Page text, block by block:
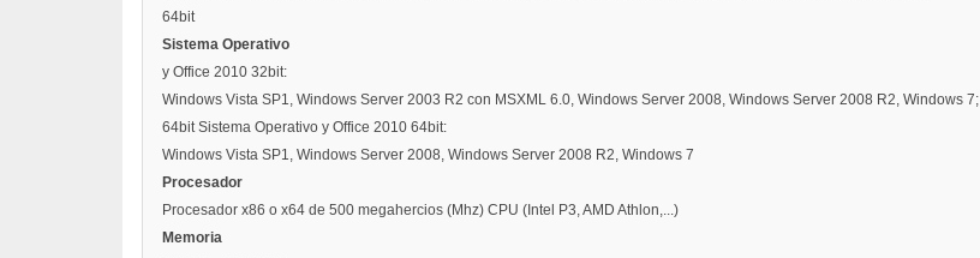
64bit
Sistema Operativo
y Office 2010 32bit:
Windows Vista SP1, Windows Server 2003 R2 con MSXML 6.0, Windows Server 2008, Windows Server 2008 R2, Windows 7;
64bit Sistema Operativo y Office 2010 64bit:
Windows Vista SP1, Windows Server 2008, Windows Server 2008 R2, Windows 7
Procesador
Procesador x86 o x64 de 500 megahercios (Mhz) CPU (Intel P3, AMD Athlon,...)
Memoria